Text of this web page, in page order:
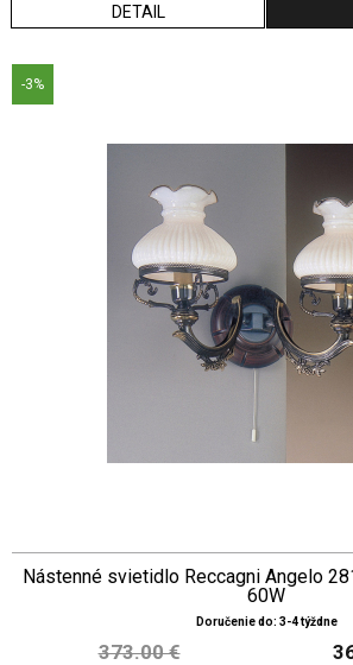
DETAIL
-3%
Nástenné svietidlo Reccagni Angelo
60W
Doručenie do: 3-4 týždne
373.00 €